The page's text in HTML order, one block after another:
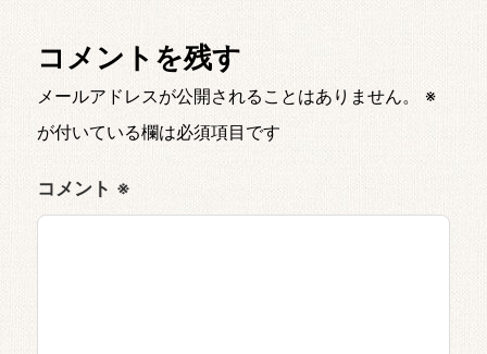
コメントを残す
メールアドレスが公開されることはありません。
※
が付いている欄は必須項目です
コメント ※